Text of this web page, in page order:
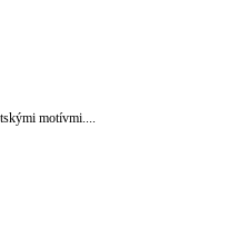
motívmi....